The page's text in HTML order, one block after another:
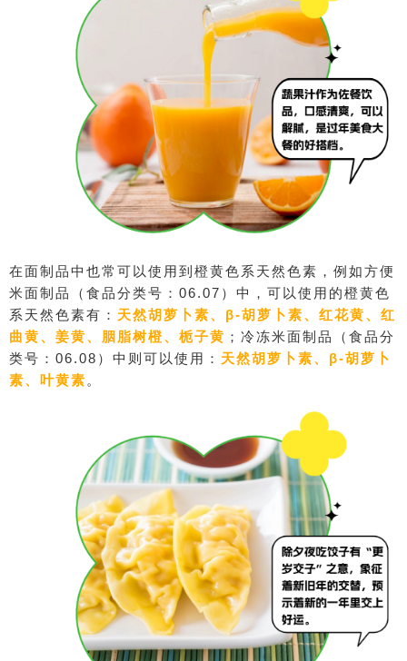
在面制品中也常可以使用到橙黄色系天然色素，例如方便
米面制品（食品分类号：06.07）中 ，可以使用的橙黄色
系天然色素有： 天然胡萝卜素、β-胡萝卜素、红花黄、红
曲黄、姜黄、胭脂树橙、栀子黄 ； 冷冻米面制品（食品分
类号：06.08）中则可以使用： 天然胡萝卜素、β-胡萝卜
素、叶黄素 。